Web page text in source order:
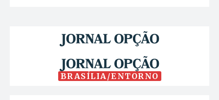
BRASÍLIA/ENTORNO